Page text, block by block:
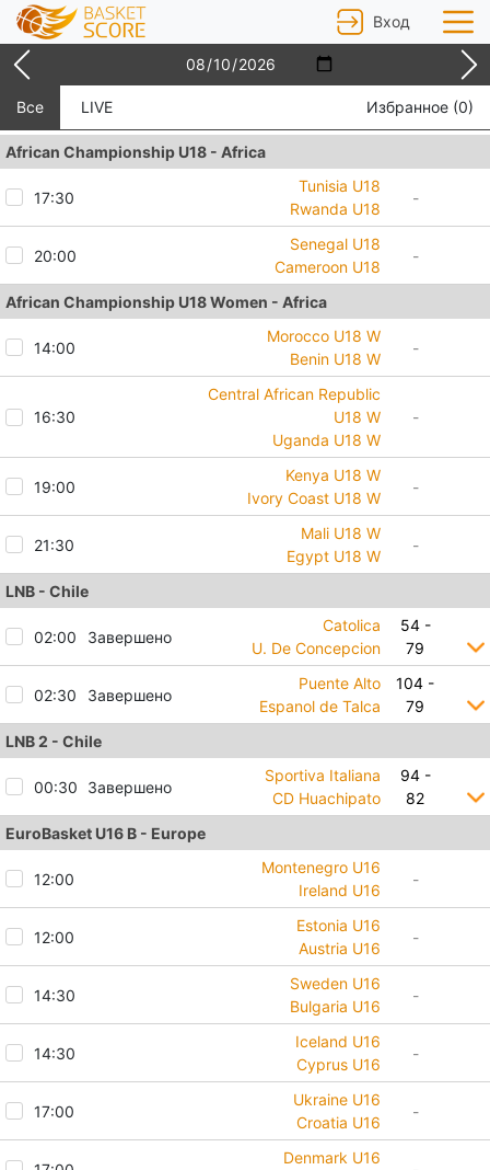
Вход
Главная
Баскетбольные матчи
Все LIVE Избранное (0)
African Championship U18 - Africa
17:30
Tunisia U18
Rwanda U18
-
20:00
Senegal U18
Cameroon U18
-
African Championship U18 Women - Africa
14:00
Morocco U18 W
Benin U18 W
-
16:30
Central African Republic
U18 W
Uganda U18 W
-
19:00
Kenya U18 W
Ivory Coast U18 W
-
21:30
Mali U18 W
Egypt U18 W
-
LNB - Chile
02:00 Завершено
Catolica
U. De Concepcion
54 -
79
02:30 Завершено
Puente Alto
Espanol de Talca
104 -
79
LNB 2 - Chile
00:30 Завершено
Sportiva Italiana
CD Huachipato
94 -
82
EuroBasket U16 B - Europe
12:00
Montenegro U16
Ireland U16
-
12:00
Estonia U16
Austria U16
-
14:30
Sweden U16
Bulgaria U16
-
14:30
Iceland U16
Cyprus U16
-
17:00
Ukraine U16
Croatia U16
-
Denmark U16